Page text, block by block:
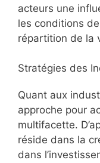
acteurs une
les conditions de
répartition de la
Stratégies des
Quant aux
approche pour
multifacette.
réside dans la
dans